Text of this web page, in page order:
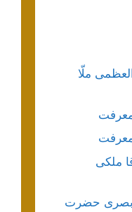
ملّا
ملکی
بصری حضرت